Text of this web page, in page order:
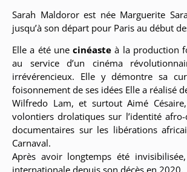
Sarah Maldoror est née Marguerite
jusqu’à son départ pour Paris au début
Elle a été une cinéaste à la production
au service d’un cinéma
irrévérencieux. Elle y démontre sa
foisonnement de ses idées Elle a réalisé
Wilfredo Lam, et surtout Aimé
volontiers drolatiques sur l’identité
documentaires sur les libérations
Carnaval.
Après avoir longtemps été
internationale depuis son décès en 2020.